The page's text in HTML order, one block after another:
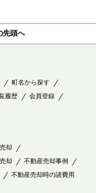
先頭へ
町名から探す
履歴
会員登録
却
却
不動産売却事例
不動産売却時の諸費用